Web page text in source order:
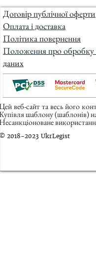
Договір публічної оферти
Оплата і доставка
Політика повернення
Положення про обробку
даних
веб-сайт та весь його
шаблону (шаблонів)
2018-2023 UkrLegist